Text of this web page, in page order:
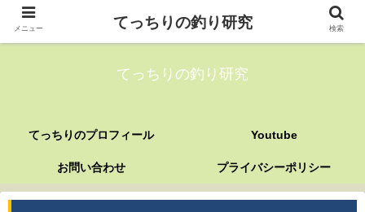
てっちりの釣り研究
てっちりのプロフィール Youtube
お問い合わせ プライバシーポリシー
メニュー てっちりの釣り研究 検索